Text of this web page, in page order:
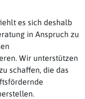
es sich deshalb
in Anspruch zu
Wir unterstützen
schaffen, die das